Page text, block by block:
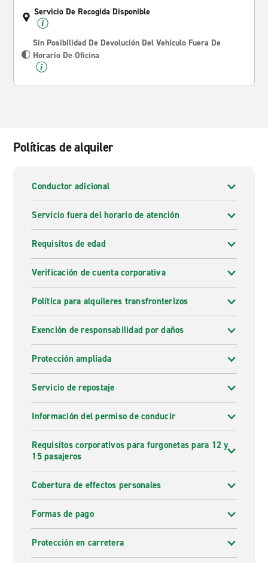
Servicio De Recogida Disponible
Sin Posibilidad De Devolución Del Vehículo Fuera De
Horario De Oficina
Políticas de alquiler
Conductor adicional
Servicio fuera del horario de atención
Requisitos de edad
Verificación de cuenta corporativa
Política para alquileres transfronterizos
Exención de responsabilidad por daños
Protección ampliada
Servicio de repostaje
Información del permiso de conducir
Requisitos corporativos para furgonetas para 12 y
15 pasajeros
Cobertura de effectos personales
Formas de pago
Protección en carretera